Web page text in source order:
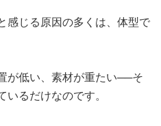
感じる原因の多くは、体型で
が低い、素材が重たい──そ
るだけなのです。